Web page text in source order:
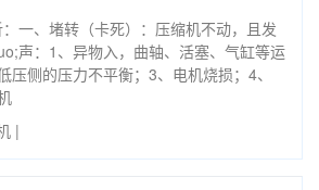
一、堵转（卡死）：压缩机不动，且发
声：1、异物入，曲轴、活塞、气缸等运
压侧的压力不平衡；3、电机烧损；4、
|